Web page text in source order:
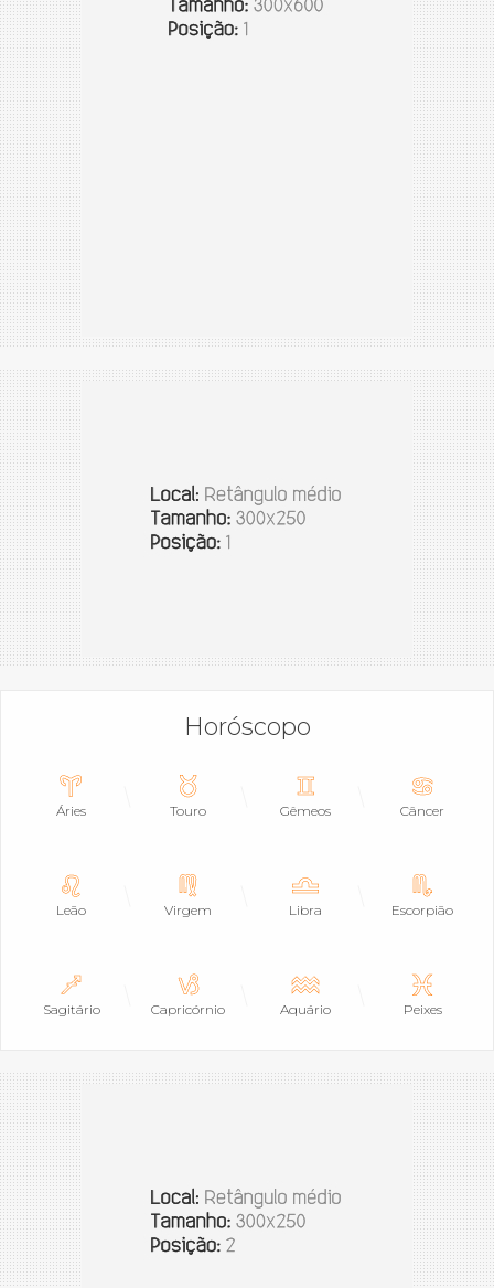
Horóscopo
Áries Touro Gêmeos Câncer
Leão Virgem Libra Escorpião
Sagitário Capricórnio Aquário Peixes